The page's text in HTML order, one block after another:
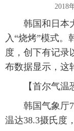
图片
旅游
金融
富媒体
新华电视中文
2018
韩国和日本大
入“烧烤”模式。
度，创下有记录
布数据显示，这
【首尔气温恐
韩国气象厅7
温达38.3摄氏度